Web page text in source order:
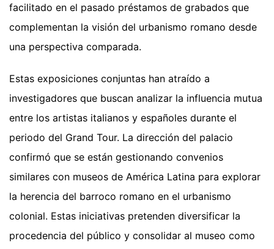
facilitado en el pasado préstamos de grabados que
complementan la visión del urbanismo romano desde
una perspectiva comparada.
Estas exposiciones conjuntas han atraído a
investigadores que buscan analizar la influencia mutua
entre los artistas italianos y españoles durante el
periodo del Grand Tour. La dirección del palacio
confirmó que se están gestionando convenios
similares con museos de América Latina para explorar
la herencia del barroco romano en el urbanismo
colonial. Estas iniciativas pretenden diversificar la
procedencia del público y consolidar al museo como